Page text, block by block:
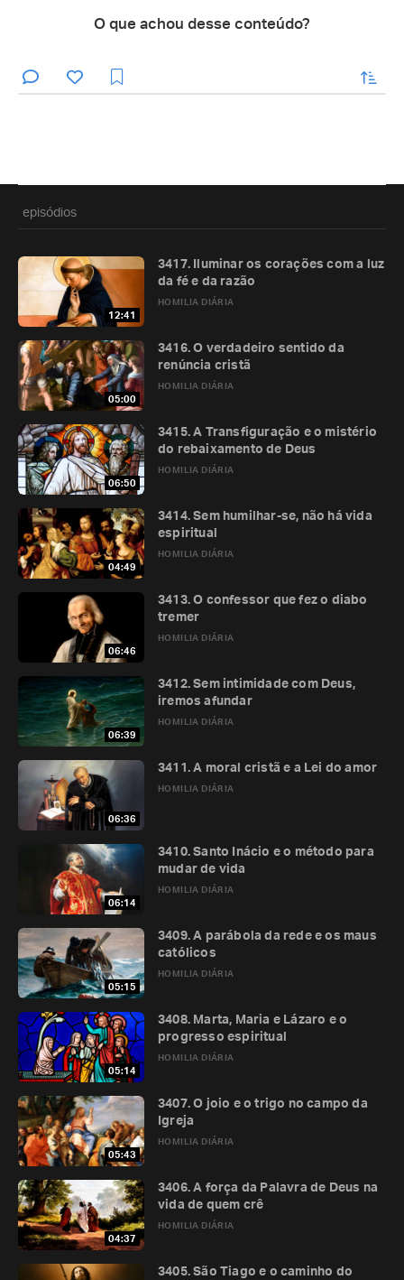
O que achou desse conteúdo?
enviar
episódios
12:41
HOMILIA DIÁRIA
3417. Iluminar os corações com a luz
da fé e da razão
05:00
HOMILIA DIÁRIA
3416. O verdadeiro sentido da
renúncia cristã
06:50
HOMILIA DIÁRIA
3415. A Transfiguração e o mistério
do rebaixamento de Deus
04:49
HOMILIA DIÁRIA
3414. Sem humilhar-se, não há vida
espiritual
06:46
HOMILIA DIÁRIA
3413. O confessor que fez o diabo
tremer
06:39
HOMILIA DIÁRIA
3412. Sem intimidade com Deus,
iremos afundar
06:36
HOMILIA DIÁRIA
3411. A moral cristã e a Lei do amor
06:14
HOMILIA DIÁRIA
3410. Santo Inácio e o método para
mudar de vida
05:15
HOMILIA DIÁRIA
3409. A parábola da rede e os maus
católicos
05:14
HOMILIA DIÁRIA
3408. Marta, Maria e Lázaro e o
progresso espiritual
05:43
HOMILIA DIÁRIA
3407. O joio e o trigo no campo da
Igreja
04:37
HOMILIA DIÁRIA
3406. A força da Palavra de Deus na
vida de quem crê
3405. São Tiago e o caminho do